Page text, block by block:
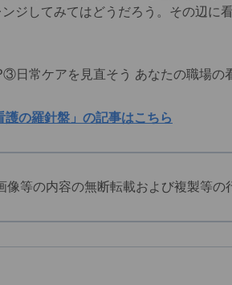
ジしてみてはどうだろう。その辺に
日常ケアを見直そう あなたの職場の
の羅針盤」の記事はこちら
像等の内容の無断転載および複製等の